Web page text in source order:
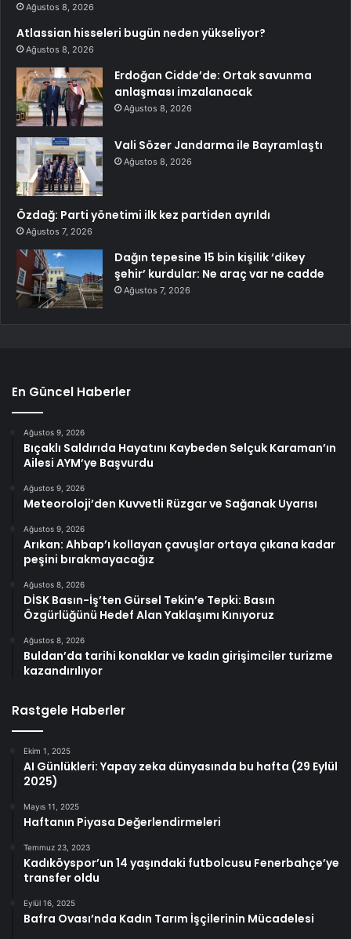
Ağustos 8, 2026
Atlassian hisseleri bugün neden yükseliyor?
Ağustos 8, 2026
Erdoğan Cidde’de: Ortak savunma
anlaşması imzalanacak
Ağustos 8, 2026
Vali Sözer Jandarma ile Bayramlaştı
Ağustos 8, 2026
Özdağ: Parti yönetimi ilk kez partiden ayrıldı
Ağustos 7, 2026
Dağın tepesine 15 bin kişilik ‘dikey
şehir’ kurdular: Ne araç var ne cadde
Ağustos 7, 2026
En Güncel Haberler
Ağustos 9, 2026
Bıçaklı Saldırıda Hayatını Kaybeden Selçuk Karaman’ın
Ailesi AYM’ye Başvurdu
Ağustos 9, 2026
Meteoroloji’den Kuvvetli Rüzgar ve Sağanak Uyarısı
Ağustos 9, 2026
Arıkan: Ahbap’ı kollayan çavuşlar ortaya çıkana kadar
peşini bırakmayacağız
Ağustos 8, 2026
DİSK Basın-İş’ten Gürsel Tekin’e Tepki: Basın
Özgürlüğünü Hedef Alan Yaklaşımı Kınıyoruz
Ağustos 8, 2026
Buldan’da tarihi konaklar ve kadın girişimciler turizme
kazandırılıyor
Rastgele Haberler
Ekim 1, 2025
AI Günlükleri: Yapay zeka dünyasında bu hafta (29 Eylül
2025)
Mayıs 11, 2025
Haftanın Piyasa Değerlendirmeleri
Temmuz 23, 2023
Kadıköyspor’un 14 yaşındaki futbolcusu Fenerbahçe’ye
transfer oldu
Eylül 16, 2025
Bafra Ovası’nda Kadın Tarım İşçilerinin Mücadelesi